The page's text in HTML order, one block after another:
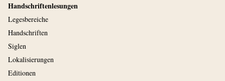
Handschriftenlesungen
Legesbereiche
Handschriften
Siglen
Lokalisierungen
Editionen